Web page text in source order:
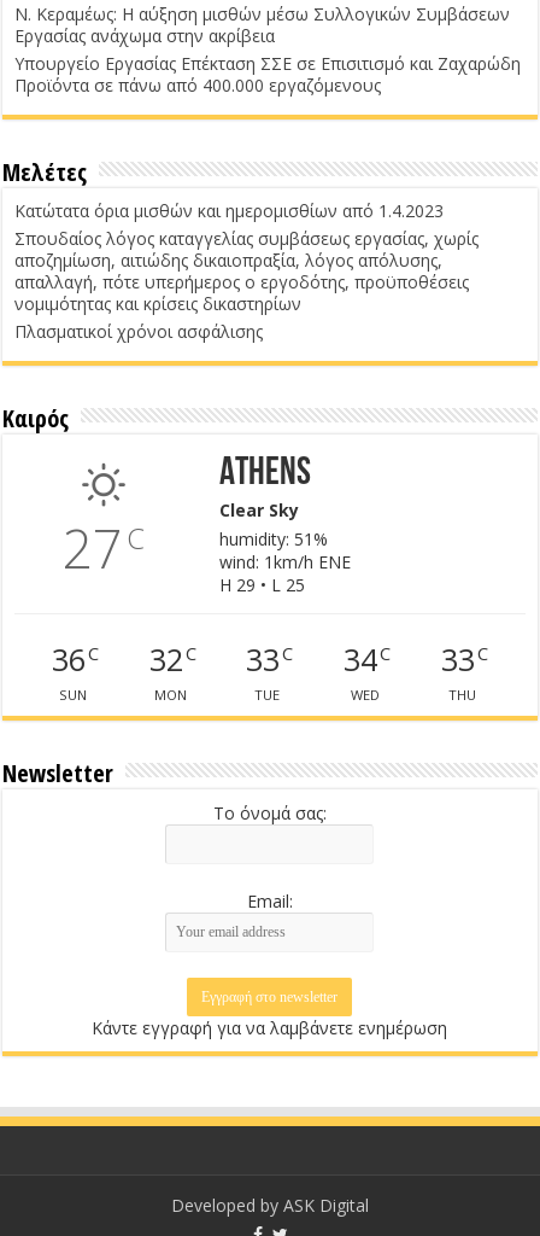
Ν. Κεραμέως: Η αύξηση μισθών μέσω Συλλογικών Συμβάσεων
Εργασίας ανάχωμα στην ακρίβεια
Υπουργείο Εργασίας Επέκταση ΣΣΕ σε Επισιτισμό και Ζαχαρώδη
Προϊόντα σε πάνω από 400.000 εργαζόμενους
Μελέτες
Κατώτατα όρια μισθών και ημερομισθίων από 1.4.2023
Σπουδαίος λόγος καταγγελίας συμβάσεως εργασίας, χωρίς
αποζημίωση, αιτιώδης δικαιοπραξία, λόγος απόλυσης,
απαλλαγή, πότε υπερήμερος ο εργοδότης, προϋποθέσεις
νομιμότητας και κρίσεις δικαστηρίων
Πλασματικοί χρόνοι ασφάλισης
Καιρός
27 C
Athens
Clear Sky
humidity: 51%
wind: 1km/h ENE
H 29 • L 25
36C
SUN
32C
MON
33C
TUE
34C
WED
33C
THU
Newsletter
Το όνομά σας:
Email:
Κάντε εγγραφή για να λαμβάνετε ενημέρωση
Developed by ASK Digital